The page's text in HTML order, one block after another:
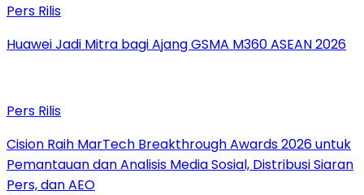
Pers Rilis
Huawei Jadi Mitra bagi Ajang GSMA M360 ASEAN 2026
Pers Rilis
Cision Raih MarTech Breakthrough Awards 2026 untuk
Pemantauan dan Analisis Media Sosial, Distribusi Siaran
Pers, dan AEO